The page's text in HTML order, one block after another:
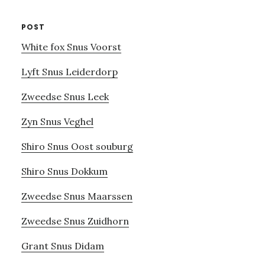
POST
White fox Snus Voorst
Lyft Snus Leiderdorp
Zweedse Snus Leek
Zyn Snus Veghel
Shiro Snus Oost souburg
Shiro Snus Dokkum
Zweedse Snus Maarssen
Zweedse Snus Zuidhorn
Grant Snus Didam